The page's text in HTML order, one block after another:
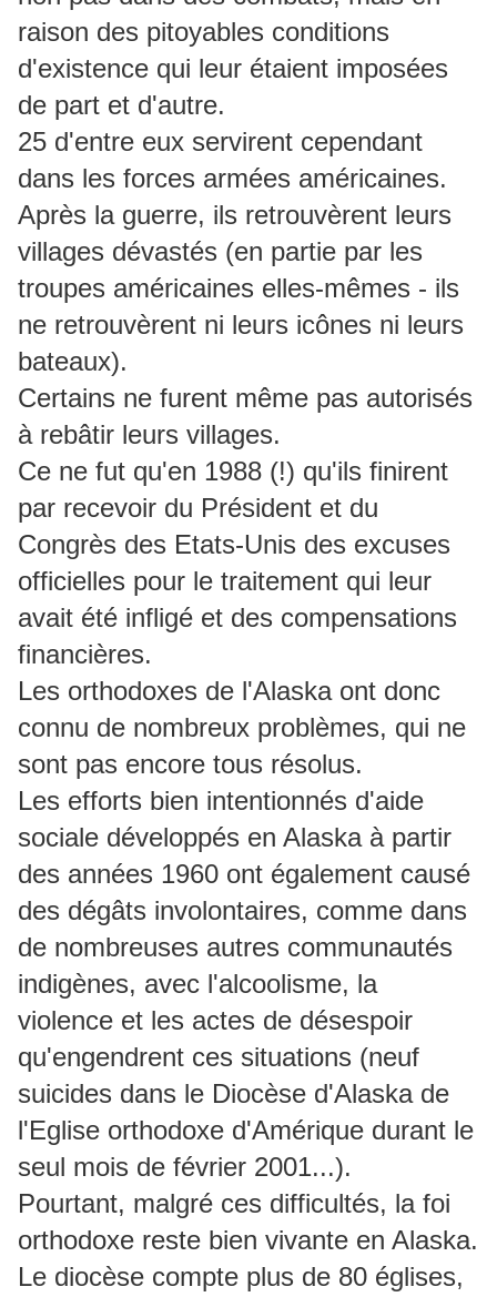
raison des pitoyables conditions
d'existence qui leur étaient imposées
de part et d'autre.
25 d'entre eux servirent cependant
dans les forces armées américaines.
Après la guerre, ils retrouvèrent leurs
villages dévastés (en partie par les
troupes américaines elles-mêmes - ils
ne retrouvèrent ni leurs icônes ni leurs
bateaux).
Certains ne furent même pas autorisés
à rebâtir leurs villages.
Ce ne fut qu'en 1988 (!) qu'ils finirent
par recevoir du Président et du
Congrès des Etats-Unis des excuses
officielles pour le traitement qui leur
avait été infligé et des compensations
financières.
Les orthodoxes de l'Alaska ont donc
connu de nombreux problèmes, qui ne
sont pas encore tous résolus.
Les efforts bien intentionnés d'aide
sociale développés en Alaska à partir
des années 1960 ont également causé
des dégâts involontaires, comme dans
de nombreuses autres communautés
indigènes, avec l'alcoolisme, la
violence et les actes de désespoir
qu'engendrent ces situations (neuf
suicides dans le Diocèse d'Alaska de
l'Eglise orthodoxe d'Amérique durant le
seul mois de février 2001...).
Pourtant, malgré ces difficultés, la foi
orthodoxe reste bien vivante en Alaska.
Le diocèse compte plus de 80 églises,